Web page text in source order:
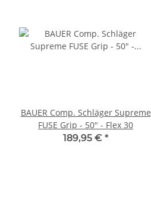
BAUER Comp. Schläger Supreme
FUSE Grip - 50" - Flex 30
189,95 € *